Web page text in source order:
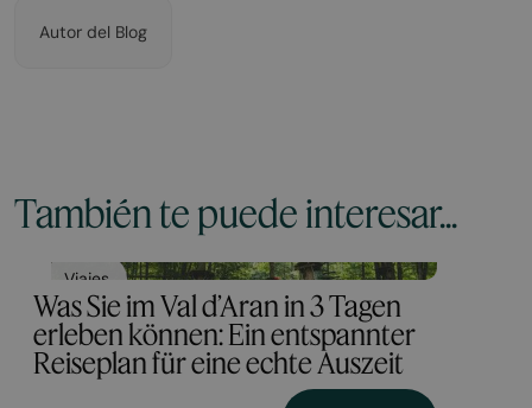
Autor del Blog
También te puede interesar...
Viajes
Was Sie im Val d’Aran in 3 Tagen
erleben können: Ein entspannter
Reiseplan für eine echte Auszeit